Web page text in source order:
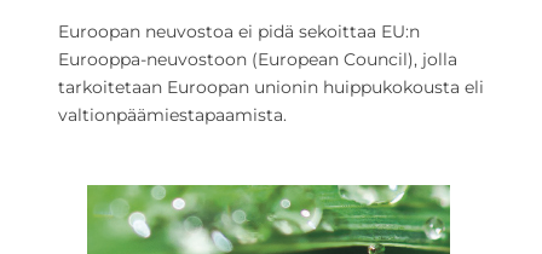
Euroopan neuvostoa ei pidä sekoittaa EU:n
Eurooppa-neuvostoon (European Council), jolla
tarkoitetaan Euroopan unionin huippukokousta eli
valtionpäämiestapaamista.